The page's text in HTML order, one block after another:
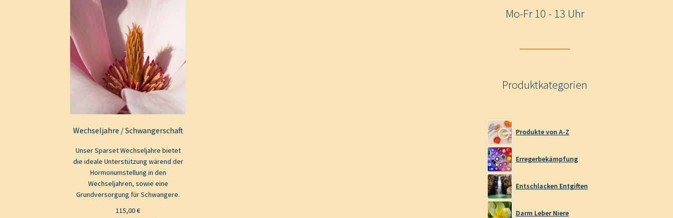
Wechseljahre / Schwangerschaft
Unser Sparset Wechseljahre bietet
die ideale Unterstützung wärend der
Hormonumstellung in den
Wechseljahren, sowie eine
Grundversorgung für Schwangere.
115,00€
Mo-Fr 10 - 13 Uhr
Produktkategorien
Produkte von A-Z
Erregerbekämpfung
Entschlacken Entgiften
Darm Leber Niere